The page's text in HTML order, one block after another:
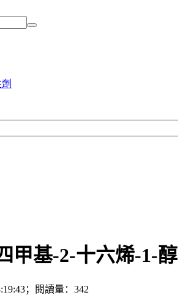
甲基-2-十六烯-1-醇
；閱讀量：342